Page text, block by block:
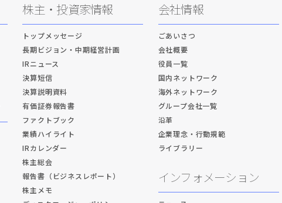
株主・投資家情報
トップメッセージ
長期ビジョン・中期経営計画
IRニュース
決算短信
決算説明資料
有価証券報告書
ファクトブック
業績ハイライト
IRカレンダー
株主総会
報告書（ビジネスレポート）
株主メモ
会社情報
ごあいさつ
会社概要
役員一覧
国内ネットワーク
海外ネットワーク
グループ会社一覧
沿革
企業理念・行動規範
ライブラリー
インフォメーション